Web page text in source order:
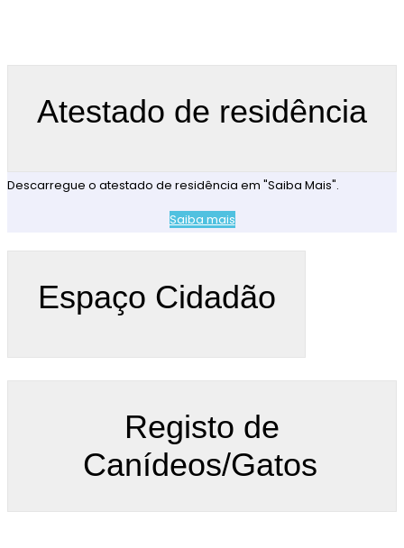
Atestado de residência
Descarregue o atestado de residência em "Saiba Mais".
Saiba mais
Espaço Cidadão
Registo de
Canídeos/Gatos